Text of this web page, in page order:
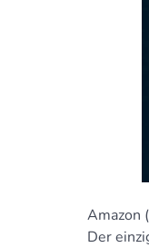
Amazon
Der